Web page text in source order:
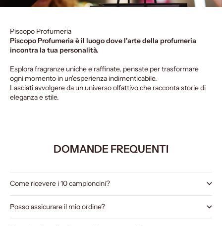
Piscopo Profumeria
Piscopo Profumeria è il luogo dove l'arte della profumeria
incontra la tua personalità.
Esplora fragranze uniche e raffinate, pensate per trasformare
ogni momento in un'esperienza indimenticabile.
Lasciati avvolgere da un universo olfattivo che racconta storie di
eleganza e stile.
DOMANDE FREQUENTI
Come ricevere i 10 campioncini?
Posso assicurare il mio ordine?